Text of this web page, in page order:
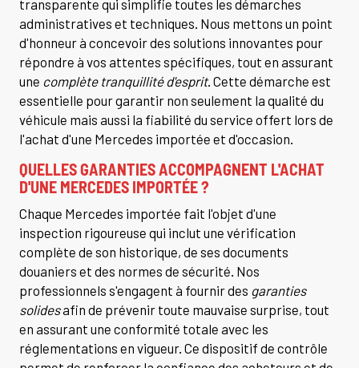
transparente qui simplifie toutes les démarches
administratives et techniques. Nous mettons un point
d'honneur à concevoir des solutions innovantes pour
répondre à vos attentes spécifiques, tout en assurant
une complète tranquillité d'esprit. Cette démarche est
essentielle pour garantir non seulement la qualité du
véhicule mais aussi la fiabilité du service offert lors de
l'achat d'une Mercedes importée et d'occasion.
QUELLES GARANTIES ACCOMPAGNENT L'ACHAT
D'UNE MERCEDES IMPORTÉE ?
Chaque Mercedes importée fait l'objet d'une
inspection rigoureuse qui inclut une vérification
complète de son historique, de ses documents
douaniers et des normes de sécurité. Nos
professionnels s'engagent à fournir des garanties
solidesafin de prévenir toute mauvaise surprise, tout
en assurant une conformité totale avec les
réglementations en vigueur. Ce dispositif de contrôle